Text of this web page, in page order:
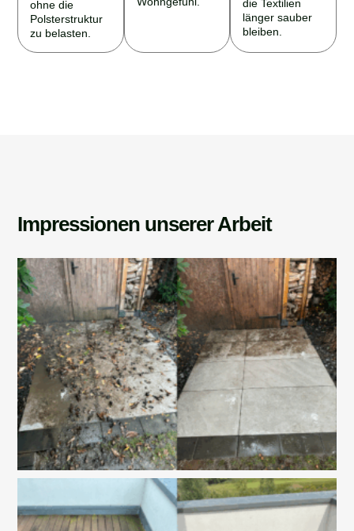
Polsterstruktur
zu belasten.
länger sauber
bleiben.
Impressionen unserer Arbeit